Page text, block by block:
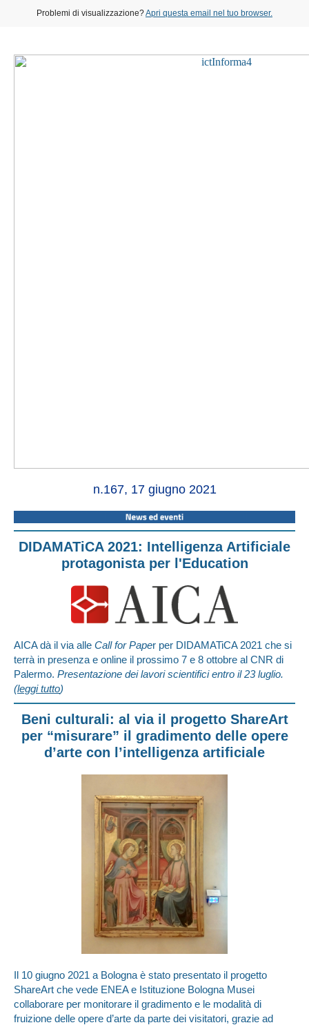
Problemi di visualizzazione?Apri questa email nel tuo browser.
n.167, 17 giugno 2021
DIDAMATiCA 2021: Intelligenza Artificiale
protagonista per l'Education
AICA dà il via alle Call for Paper per DIDAMATiCA 2021 che si
terrà in presenza e online il prossimo 7 e 8 ottobre al CNR di
Palermo. Presentazione dei lavori scientifici entro il 23 luglio.
(leggi tutto)
Beni culturali: al via il progetto ShareArt
per “misurare” il gradimento delle opere
d’arte con l’intelligenza artificiale
Il 10 giugno 2021 a Bologna è stato presentato il progetto
ShareArt che vede ENEA e Istituzione Bologna Musei
collaborare per monitorare il gradimento e le modalità di
fruizione delle opere d’arte da parte dei visitatori, grazie ad